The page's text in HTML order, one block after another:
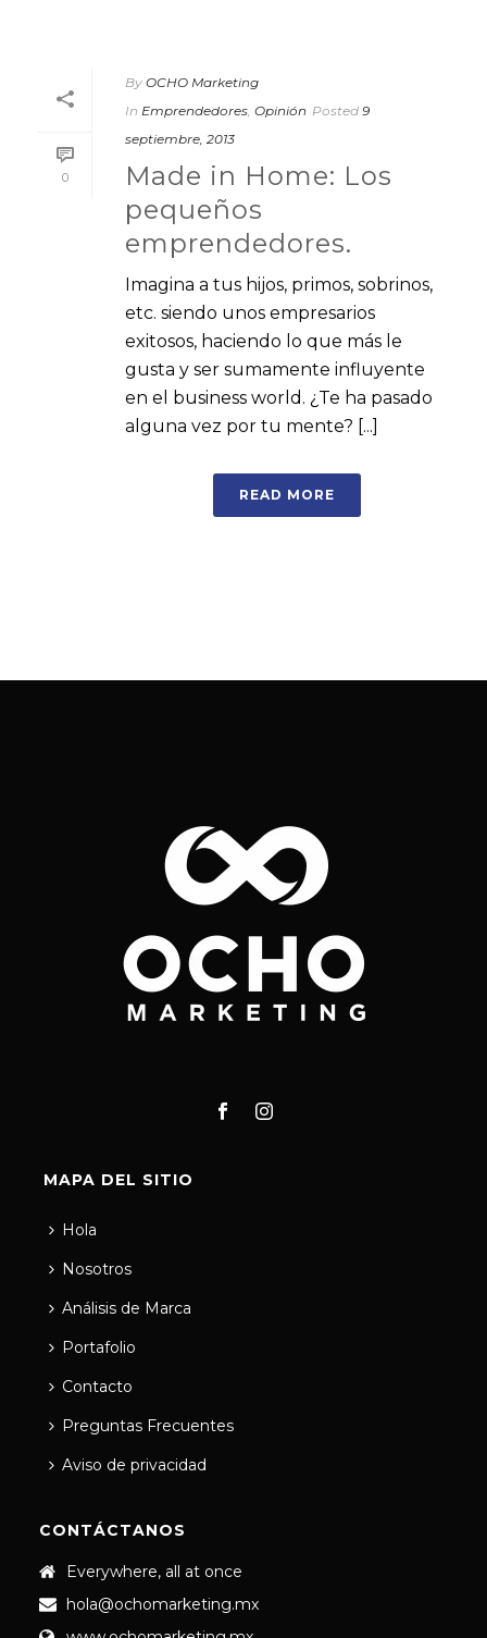
0
By OCHO Marketing
In Emprendedores, Opinión Posted 9
septiembre, 2013
Made in Home: Los
pequeños
emprendedores.
Imagina a tus hijos, primos, sobrinos,
etc. siendo unos empresarios
exitosos, haciendo lo que más le
gusta y ser sumamente influyente
en el business world. ¿Te ha pasado
alguna vez por tu mente? [...]
READ MORE
MAPA DEL SITIO
Hola
Nosotros
Análisis de Marca
Portafolio
Contacto
Preguntas Frecuentes
Aviso de privacidad
CONTÁCTANOS
Everywhere, all at once
hola@ochomarketing.mx